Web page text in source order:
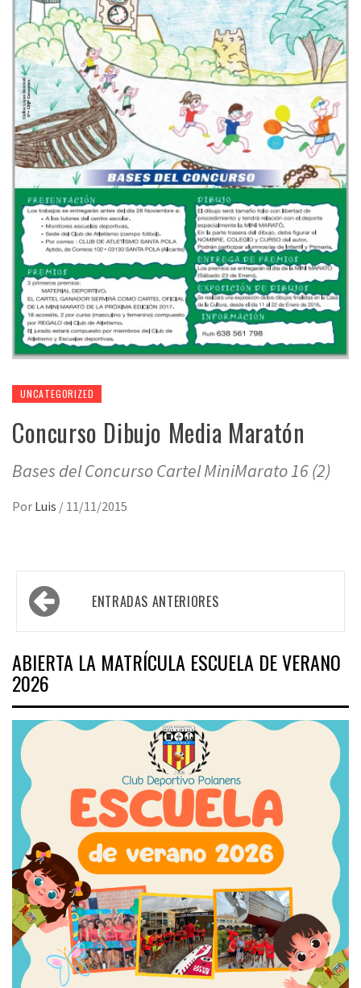
UNCATEGORIZED
Concurso Dibujo Media Maratón
Bases del Concurso Cartel MiniMarato 16 (2)
Por Luis / 11/11/2015
Navegación
de ENTRADAS ANTERIORES
ABIERTA LA MATRÍCULA ESCUELA DE VERANO
2026